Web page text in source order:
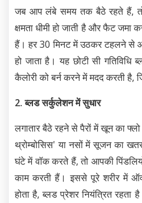
जब आप लंबे समय तक बैठे रहते हैं, तो
क्षमता धीमी हो जाती है और फैट जमा
हैं। हर 30 मिनट में उठकर टहलने से
हो जाता है। यह छोटी सी
कैलोरी को बर्न करने में मदद करती
2. ब्लड सर्कुलेशन में सुधार
लगातार बैठे रहने से पैरों में खून का
थ्रोम्बोसिस' या नसों में सूजन का
घंटे में वॉक करते हैं, तो आपकी
काम करती हैं। इससे पूरे शरीर में
होता है, ब्लड प्रेशर नियंत्रित रहता